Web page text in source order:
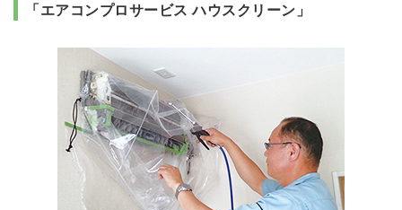
「エアコンプロサービス ハウスクリーン」